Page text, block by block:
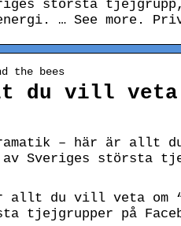
största
… See more.
the bees
du vill veta
– här är allt
av Sveriges största
allt du vill veta om
tjejgrupper på